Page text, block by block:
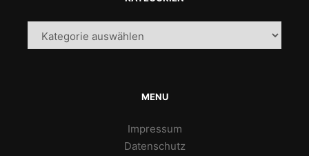
Kategorien
MENU
Impressum
Datenschutz